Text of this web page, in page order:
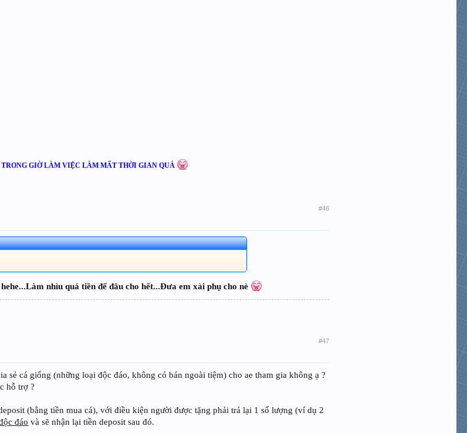
GIỜ LÀM VIỆC LÀM MẤT THỜI GIAN QUÁ
#46
nhìu quá tiền để đâu cho hết...Đưa em xài phụ cho nè
#47
sẻ cá giống (những loại độc đáo, không có bán ngoài tiệm) cho ae tham gia không ạ ?
hỗ trợ ?
(bằng tiền mua cá), với điều kiện người được tặng phải trả lại 1 số lượng (ví dụ 2
đáo và sẽ nhận lại tiền deposit sau đó.